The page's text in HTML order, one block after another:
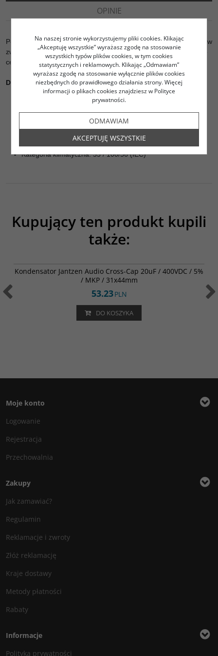
OPINIE
Podstawowy kondensator z folii poliestrowej MKT do zastosowań w
zwrotnicach kolumn głośnikowych. Znakomity stosunek jakości do
ceny.
Dane techniczne:
Napięcie znamionowe: 160 V DC / 100 V AC
Kąt strat tan: 0,005 1 kHz; 20 ° C
Przewody połączeniowe: osiowe, cynowane, długość = 40
mm, średnica drutu = 0,8 mm
Kategoria klimatyczna: 55 / 100/56 (IEC)
Kupujący ten produkt kupili
także:
Kondensator Jantzen Audio Cross-Cap 20uF / 400VDC / 5%
/ MKP / 31x44mm
53.23PLN
DO KOSZYKA
Moje konto
Logowanie
Rejestracja
Przechowalnia
Zakupy
Jak zamawiać?
Regulamin
Reklamacje i zwroty
Złóż reklamację
Kraje dostawy
Metody płatności
Rabaty
Informacje
Polityka prywatności
Na naszej stronie wykorzystujemy pliki cookies. Klikając
„Akceptuję wszystkie” wyrażasz zgodę na stosowanie
wszystkich typów plików cookies, w tym cookies
statystycznych i reklamowych. Klikając „Odmawiam”
wyrażasz zgodę na stosowanie wyłącznie plików cookies
niezbędnych do prawidłowego działania strony. Więcej
informacji o plikach cookies znajdziesz w Polityce
prywatności.
ODMAWIAM
AKCEPTUJĘ WSZYSTKIE